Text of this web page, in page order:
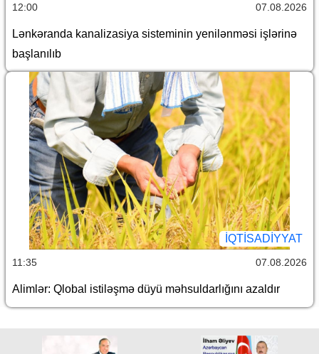
12:00 07.08.2026
Lənkəranda kanalizasiya sisteminin yenilənməsi işlərinə
başlanılıb
İQTİSADİYYAT
11:35 07.08.2026
Alimlər: Qlobal istiləşmə düyü məhsuldarlığını azaldır